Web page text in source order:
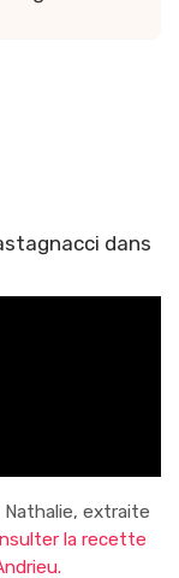
dans
extraite
la recette